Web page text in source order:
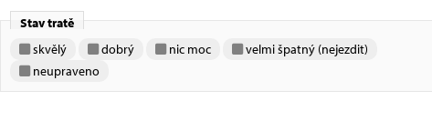
Stav tratě
skvělý
dobrý nic moc
velmi špatný (nejezdit)
neupraveno